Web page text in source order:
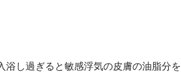
浴し過ぎると敏感浮気の皮膚の油脂分を